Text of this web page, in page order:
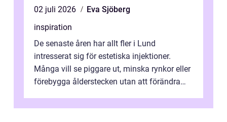
02 juli 2026
Eva Sjöberg
inspiration
De senaste åren har allt fler i Lund
intresserat sig för estetiska injektioner.
Många vill se piggare ut, minska rynkor eller
förebygga ålderstecken utan att förändra